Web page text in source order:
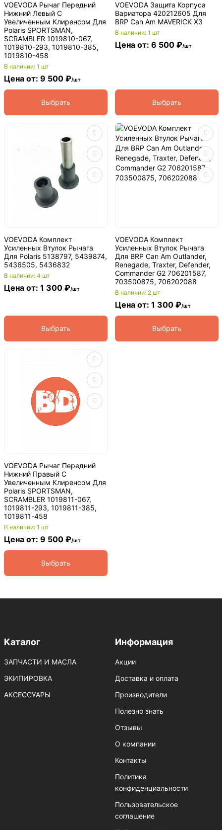
VOEVODA Рычаг Передний
Нижний Левый С
Увеличенным Клиренсом Для
Polaris SPORTSMAN,
SCRAMBLER 1019810-067,
1019810-293, 1019810-385,
1019810-458
В наличии: 1 шт
Цена от: 9 500 ₽/шт
Выбрать
VOEVODA Защита Корпуса
Вариатора 420212605 Для
BRP Can Am MAVERICK X3
В наличии: 1 шт
Цена от: 6 500 ₽/шт
Выбрать
VOEVODA Комплект
Усиленных Втулок Рычага
Для Polaris 5138797, 5439874,
5436505, 5436832
В наличии: 4 шт
Цена от: 1 300 ₽/шт
Выбрать
VOEVODA Комплект
Усиленных Втулок Рычага
Для BRP Can Am Outlander,
Renegade, Traxter, Defender,
Commander G2 706201587,
703500875, 706202088
В наличии: 2 шт
Цена от: 1 300 ₽/шт
Выбрать
VOEVODA Рычаг Передний
Нижний Правый С
Увеличенным Клиренсом Для
Polaris SPORTSMAN,
SCRAMBLER 1019811-067,
1019811-293, 1019811-385,
1019811-458
В наличии: 1 шт
Цена от: 9 500 ₽/шт
Выбрать
Каталог
ЗАПЧАСТИ И МАСЛА
ЭКИПИРОВКА
АКСЕССУАРЫ
Информация
Акции
Доставка и оплата
Производители
Полезно знать
Отзывы
О компании
Контакты
Политика
конфиденциальности
Пользовательское
соглашение